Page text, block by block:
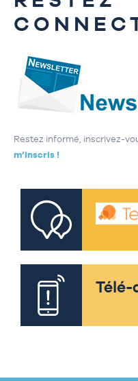
Restez informé, inscrivez-
m’inscris !